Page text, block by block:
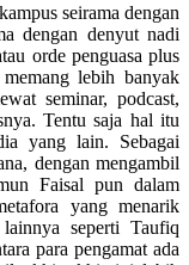
seirama dengan
dengan denyut nadi
orde penguasa plus
lebih banyak
seminar, podcast,
Tentu saja hal itu
yang lain. Sebagai
dengan mengambil
Faisal pun dalam
yang menarik
seperti Taufiq
para pengamat ada